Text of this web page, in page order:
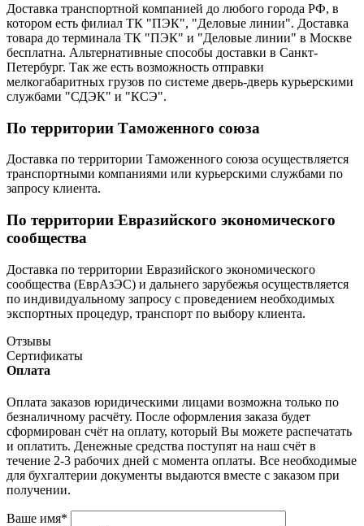
Доставка транспортной компанией до любого города РФ, в
котором есть филиал ТК "ПЭК", "Деловые линии". Доставка
товара до терминала ТК "ПЭК" и "Деловые линии" в Москве
бесплатна. Альтернативные способы доставки в Санкт-
Петербург. Так же есть возможность отправки
мелкогабаритных грузов по системе дверь-дверь курьерскими
службами "СДЭК" и "КСЭ".
По территории Таможенного союза
Доставка по территории Таможенного союза осуществляется
транспортными компаниями или курьерскими службами по
запросу клиента.
По территории Евразийского экономического
сообщества
Доставка по территории Евразийского экономического
сообщества (ЕврАзЭС) и дальнего зарубежья осуществляется
по индивидуальному запросу с проведением необходимых
экспортных процедур, транспорт по выбору клиента.
Отзывы
Сертификаты
Оплата
Оплата заказов юридическими лицами возможна только по
безналичному расчёту. После оформления заказа будет
сформирован счёт на оплату, который Вы можете распечатать
и оплатить. Денежные средства поступят на наш счёт в
течение 2-3 рабочих дней с момента оплаты. Все необходимые
для бухгалтерии документы выдаются вместе с заказом при
получении.
Ваше имя*